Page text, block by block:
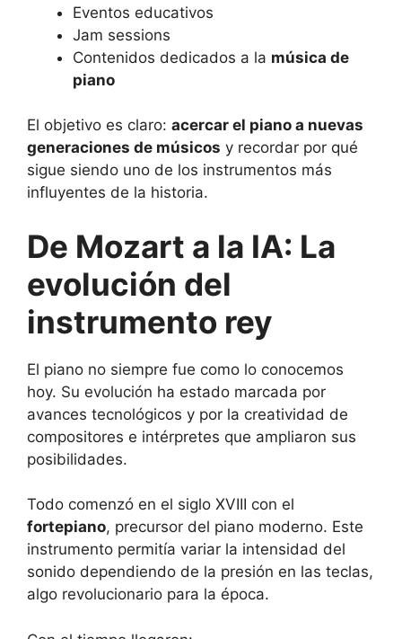
Eventos educativos
Jam sessions
Contenidos dedicados a la música de
piano
El objetivo es claro: acercar el piano a nuevas
generaciones de músicos y recordar por qué
sigue siendo uno de los instrumentos más
influyentes de la historia.
De Mozart a la IA: La
evolución del
instrumento rey
El piano no siempre fue como lo conocemos
hoy. Su evolución ha estado marcada por
avances tecnológicos y por la creatividad de
compositores e intérpretes que ampliaron sus
posibilidades.
Todo comenzó en el siglo XVIII con el
fortepiano, precursor del piano moderno. Este
instrumento permitía variar la intensidad del
sonido dependiendo de la presión en las teclas,
algo revolucionario para la época.